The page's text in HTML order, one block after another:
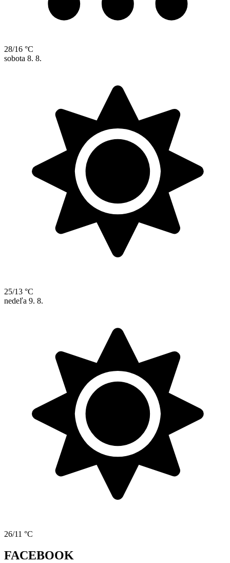
28/16 °C
sobota 8. 8.
25/13 °C
nedeľa 9. 8.
26/11 °C
FACEBOOK